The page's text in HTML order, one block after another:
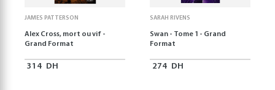
JAMES PATTERSON
Alex Cross, mort ou vif -
Grand Format
314 DH
SARAH RIVENS
Swan - Tome 1 - Grand
Format
274 DH